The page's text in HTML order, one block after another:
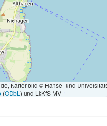
Kartenbild © Hanse- und
(ODbL ) und LkKfS-MV